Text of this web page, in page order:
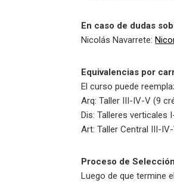
En caso de dudas
Nicolás Navarrete:
Equivalencias por
El curso puede
Arq: Taller III-IV-V (9
Dis: Talleres verticales
Art: Taller Central III-
Proceso de
Luego de que termine